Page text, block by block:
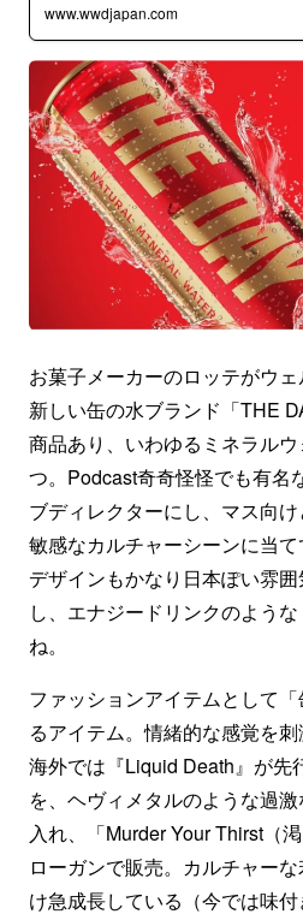
www.wwdjapan.com
お菓子メーカーのロッテがウ
新しい缶の水ブランド「THE
商品あり、いわゆるミネラル
つ。Podcast奇奇怪怪でも有名
ブディレクターにし、マス向
敏感なカルチャーシーンに当て
デザインもかなり日本ぽい雰
し、エナジードリンクのよう
ね。
ファッションアイテムとして
るアイテム。情緒的な感覚を刺
海外では『Liquid Death』が先
を、ヘヴィメタルのような過
入れ、「Murder Your Thirst（
ローガンで販売。カルチャー
け急成長している（今では味